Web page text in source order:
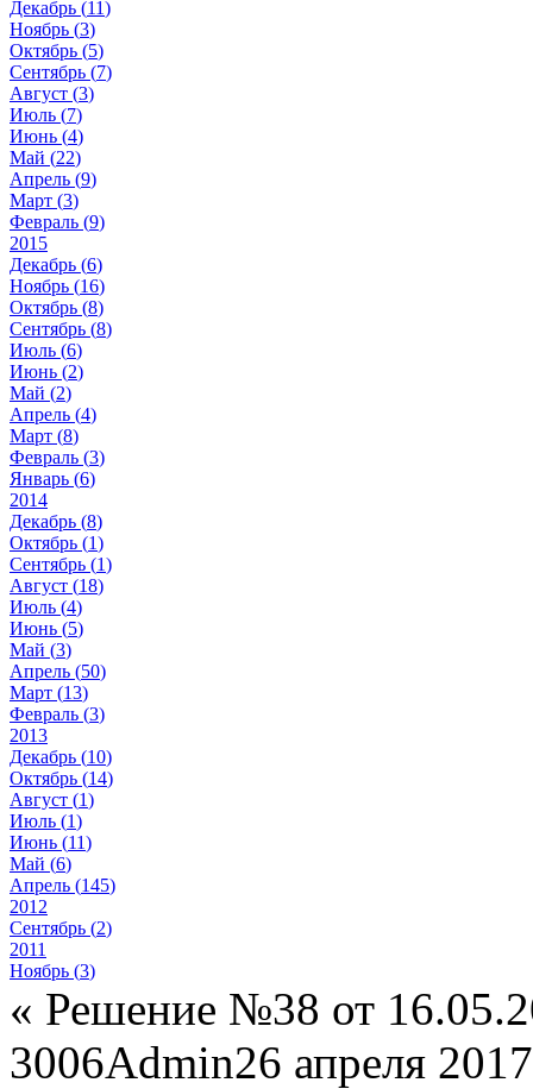
Декабрь (11)
Ноябрь (3)
Октябрь (5)
Сентябрь (7)
Август (3)
Июль (7)
Июнь (4)
Май (22)
Апрель (9)
Март (3)
Февраль (9)
2015
Декабрь (6)
Ноябрь (16)
Октябрь (8)
Сентябрь (8)
Июль (6)
Июнь (2)
Май (2)
Апрель (4)
Март (8)
Февраль (3)
Январь (6)
2014
Декабрь (8)
Октябрь (1)
Сентябрь (1)
Август (18)
Июль (4)
Июнь (5)
Май (3)
Апрель (50)
Март (13)
Февраль (3)
2013
Декабрь (10)
Октябрь (14)
Август (1)
Июль (1)
Июнь (11)
Май (6)
Апрель (145)
2012
Сентябрь (2)
2011
Ноябрь (3)
« Решение №38 от
3006Admin26 апреля 2017